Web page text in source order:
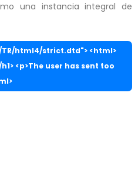
una instancia integral de
TR/html4/strict.dtd"> <html>
<p>The user has sent too